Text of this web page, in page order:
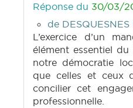
Réponse du 30/03/
de
L’exercice d’un
élément essentiel
notre démocratie
que celles et ceux
concilier cet
professionnelle.